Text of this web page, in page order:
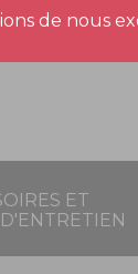
de nous
ET